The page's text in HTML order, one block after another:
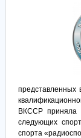
представленных
ВКССР приняла
следующих
спорта